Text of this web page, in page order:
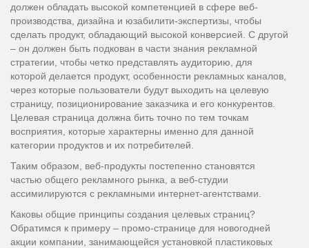
должен обладать высокой компетенцией в сфере веб-
производства, дизайна и юзабилити-экспертизы, чтобы
сделать продукт, обладающий высокой конверсией. С другой
– он должен быть подкован в части знания рекламной
стратегии, чтобы четко представлять аудиторию, для
которой делается продукт, особенности рекламных каналов,
через которые пользователи будут выходить на целевую
страницу, позиционирование заказчика и его конкурентов.
Целевая страница должна бить точно по тем точкам
восприятия, которые характерны именно для данной
категории продуктов и их потребителей.
Таким образом, веб-продукты постепенно становятся
частью общего рекламного рынка, а веб-студии
ассимилируются с рекламными интернет-агентствами.
Каковы общие принципы создания целевых страниц?
Обратимся к примеру – промо-странице для новогодней
акции компании, занимающейся установкой пластиковых